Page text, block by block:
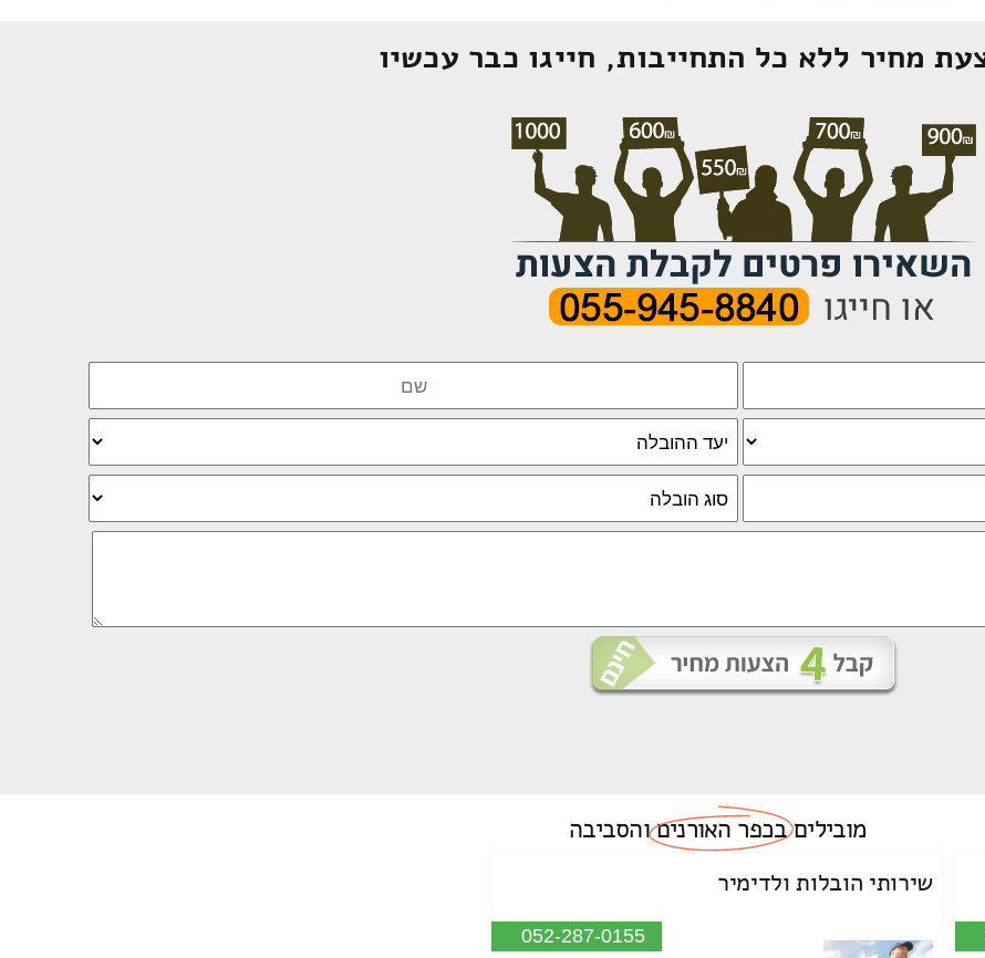
מחיר ללא כל התחייבות, חייגו כבר עכשיו
מוביליםבכפר האורניםוהסביבה
שירותי הובלות ולדימיר
052-287-0155